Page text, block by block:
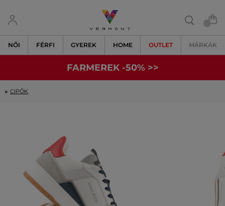
NŐI FÉRFI GYEREK HOME OUTLET MÁRKÁK
FARMEREK -50% >>
CIPŐK